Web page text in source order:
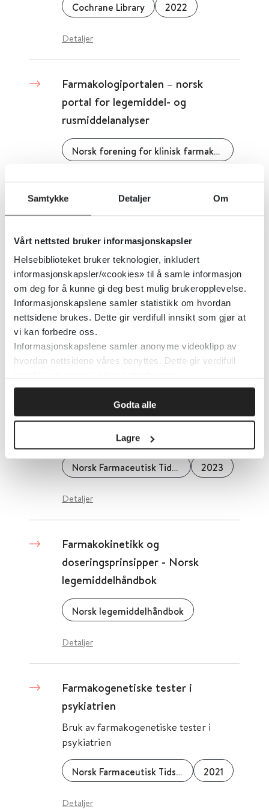
Samtykke Detaljer Om
Vårt nettsted bruker informasjonskapsler
Helsebiblioteket bruker teknologier, inkludert
informasjonskapsler/«cookies» til å samle informasjon
om deg for å kunne gi deg best mulig brukeropplevelse.
Informasjonskapslene samler statistikk om hvordan
nettsidene brukes. Dette gir verdifull innsikt som gjør at
vi kan forbedre oss.
Informasjonskapslene samler anonyme videoklipp av
hvordan nettsidene våres benyttes. Dette gir verdifull
Godta alle
Lagre
Cochrane Library 2022
Detaljer
Farmakologiportalen – norsk
portal for legemiddel- og
rusmiddelanalyser
Norsk forening for klinisk farmakologi (NFKF)
Detaljer
vevsnivå - Farmatid
Norsk Farmaceutisk Tidsskrift
Detaljer
Farmakokinetisk variabilitet i
pasienter med fedme
Farmakokinetisk variabilitet i pasienter
med fedme og friske frivillige – med
fokus på sentrale legemiddel­
metaboliserende enzymer
Norsk Farmaceutisk Tidsskrift 2023
Detaljer
Farmakokinetikk og
doseringsprinsipper - Norsk
legemiddelhåndbok
Norsk legemiddelhåndbok
Detaljer
Farmakogenetiske tester i
psykiatrien
Bruk av farmakogenetiske tester i
psykiatrien
Norsk Farmaceutisk Tidsskrift 2021
Detaljer